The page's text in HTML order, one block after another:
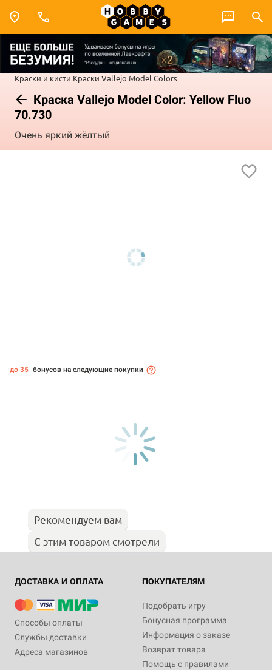
Краски и кисти Краски Vallejo Model Colors
Краска Vallejo Model Color: Yellow Fluo
70.730
Очень яркий жёлтый
до 35 бонусов на следующие покупки
Рекомендуем вам
С этим товаром смотрели
ДОСТАВКА И ОПЛАТА
Способы оплаты
Службы доставки
Адреса магазинов
ПОКУПАТЕЛЯМ
Подобрать игру
Бонусная программа
Информация о заказе
Возврат товара
Помощь с правилами